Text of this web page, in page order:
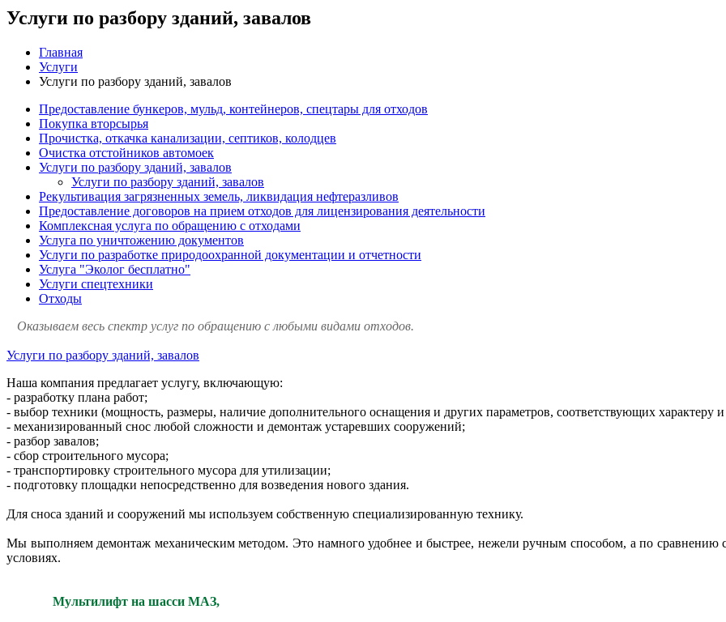
Услуги по разбору зданий, завалов
Главная
Услуги
Услуги по разбору зданий, завалов
Предоставление бункеров, мульд, контейнеров, спецтары для отходов
Покупка вторсырья
Прочистка, откачка канализации, септиков, колодцев
Очистка отстойников автомоек
Услуги по разбору зданий, завалов
Услуги по разбору зданий, завалов
Рекультивация загрязненных земель, ликвидация нефтеразливов
Предоставление договоров на прием отходов для лицензирования деятельности
Комплексная услуга по обращению с отходами
Услуга по уничтожению документов
Услуги по разработке природоохранной документации и отчетности
Услуга "Эколог бесплатно"
Услуги спецтехники
Отходы
Оказываем весь спектр услуг по обращению с любыми видами отходов.
Услуги по разбору зданий, завалов
Наша компания предлагает услугу, включающую:
- разработку плана работ;
- выбор техники (мощность, размеры, наличие дополнительного оснащения и других параметров, соответствующих характеру
- механизированный снос любой сложности и демонтаж устаревших сооружений;
- разбор завалов;
- сбор строительного мусора;
- транспортировку строительного мусора для утилизации;
- подготовку площадки непосредственно для возведения нового здания.
Для сноса зданий и сооружений мы используем собственную специализированную технику.
Мы выполняем демонтаж механическим методом. Это намного удобнее и быстрее, нежели ручным способом, а по сравнению
условиях.
Мультилифт на шасси МАЗ,